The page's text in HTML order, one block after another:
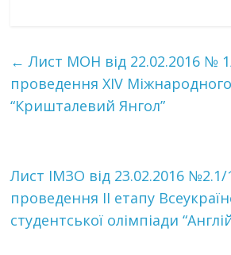
← Лист МОН від 22.02.2016 №
проведення XIV
“Кришталевий Янгол”
Лист ІМЗО від 23.02.2016
проведення ІІ етапу
студентської олімпіади